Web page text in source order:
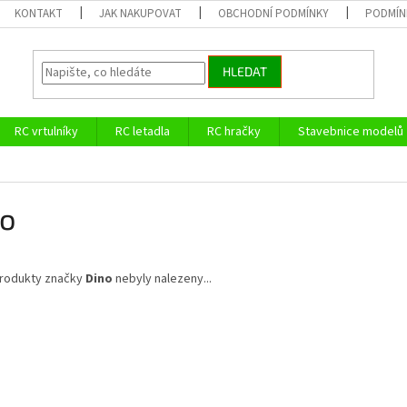
KONTAKT JAK NAKUPOVAT OBCHODNÍ PODMÍNKY
HLEDAT
RC vrtulníky RC letadla RC hračky Stavebnice modelů
značky Dino nebyly nalezeny...